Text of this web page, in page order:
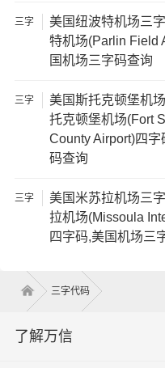
三字
美国纽波特机场三
特机场(Parlin Field
国机场三字码查询
三字
美国斯托克顿堡机
托克顿堡机场(Fort
County Airport)四
码查询
三字
美国米苏拉机场三
拉机场(Missoula
四字码,美国机场三
三字代码
了解万信